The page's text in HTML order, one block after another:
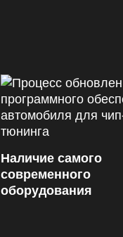
Наличие самого
современного
оборудования